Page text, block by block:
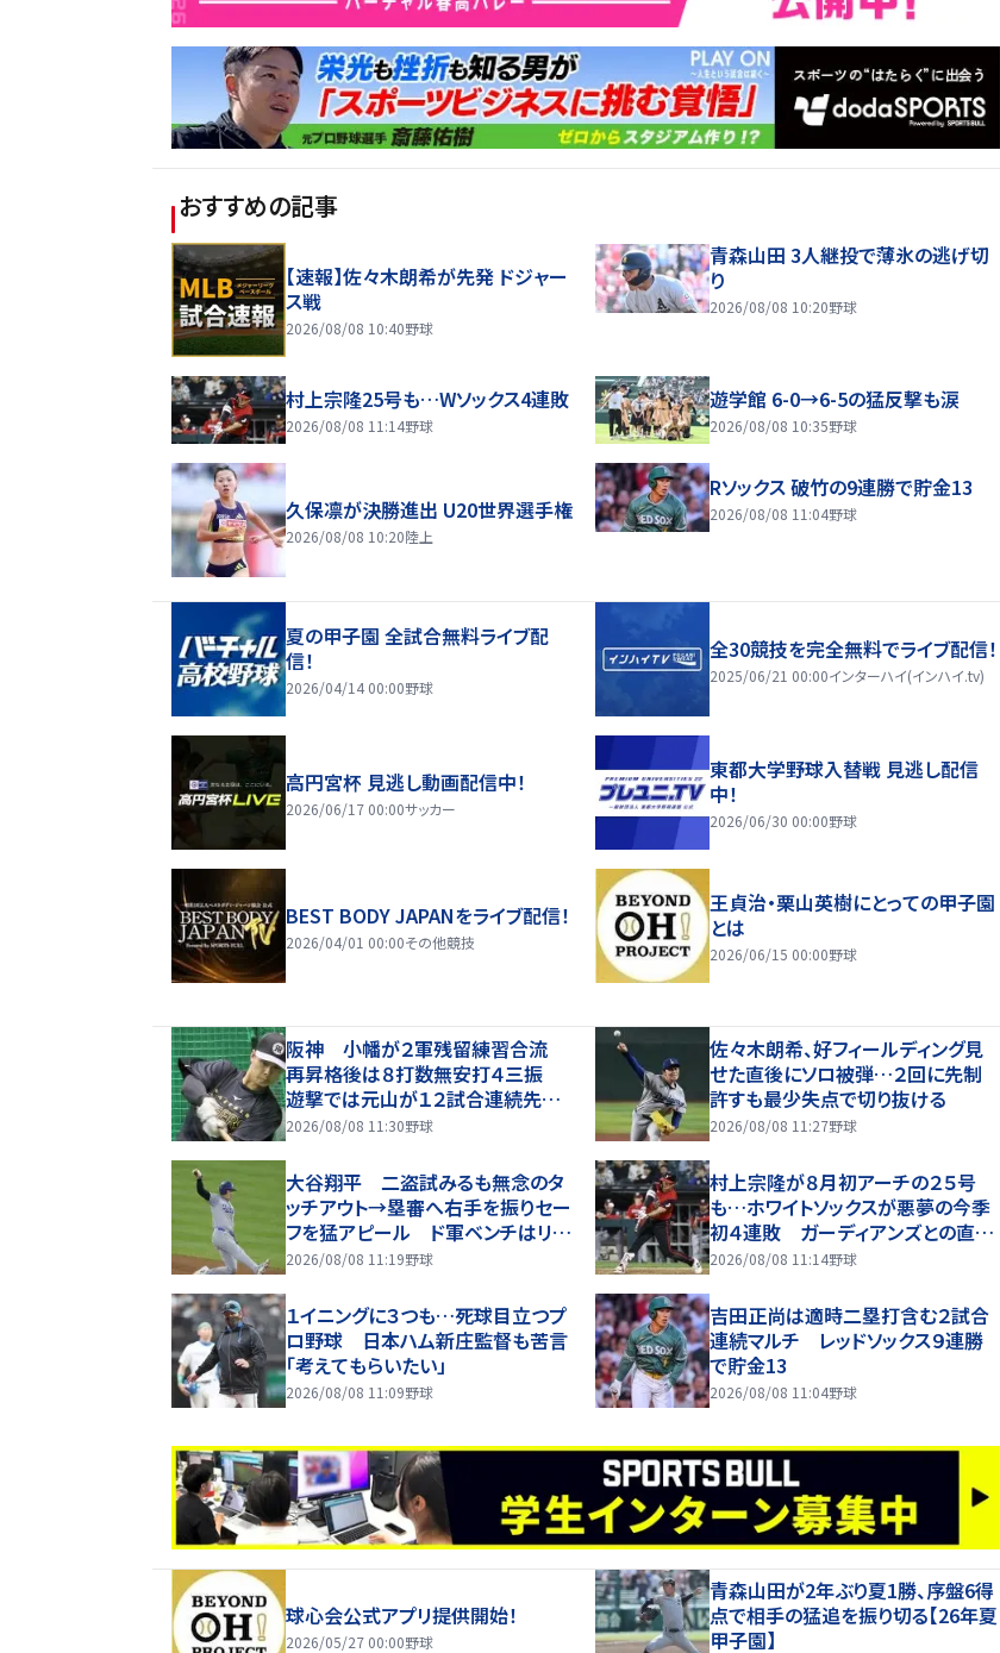
おすすめの記事
【速報】佐々木朗希が先発 ドジャー
ス戦
2026/08/08 10:40野球
青森山田 3人継投で薄氷の逃げ切
り
2026/08/08 10:20野球
村上宗隆25号も…Wソックス4連敗
2026/08/08 11:14野球
遊学館 6-0→6-5の猛反撃も涙
2026/08/08 10:35野球
久保凛が決勝進出 U20世界選手権
2026/08/08 10:20陸上
Rソックス 破竹の9連勝で貯金13
2026/08/08 11:04野球
夏の甲子園 全試合無料ライブ配
信！
2026/04/14 00:00野球
全30競技を完全無料でライブ配信！
2025/06/21 00:00インターハイ(インハイ.tv)
高円宮杯 見逃し動画配信中！
2026/06/17 00:00サッカー
東都大学野球入替戦 見逃し配信
中！
2026/06/30 00:00野球
BEST BODY JAPANをライブ配信！
2026/04/01 00:00その他競技
王貞治・栗山英樹にとっての甲子園
とは
2026/06/15 00:00野球
阪神 小幡が２軍残留練習合流
再昇格後は８打数無安打４三振
遊撃では元山が１２試合連続先発
出場中
2026/08/08 11:30野球
佐々木朗希、好フィールディング見
せた直後にソロ被弾…２回に先制
許すも最少失点で切り抜ける
2026/08/08 11:27野球
大谷翔平 二盗試みるも無念のタ
ッチアウト→塁審へ右手を振りセー
フを猛アピール ド軍ベンチはリク
エストせず
2026/08/08 11:19野球
村上宗隆が８月初アーチの２５号
も…ホワイトソックスが悪夢の今季
初４連敗 ガーディアンズとの直接
対決で大敗→２ゲーム差に 地区
2026/08/08 11:14野球
１イニングに３つも…死球目立つプ
ロ野球 日本ハム新庄監督も苦言
「考えてもらいたい」
2026/08/08 11:09野球
吉田正尚は適時二塁打含む２試合
連続マルチ レッドソックス９連勝
で貯金13
2026/08/08 11:04野球
球心会公式アプリ提供開始！
2026/05/27 00:00野球
青森山田が2年ぶり夏1勝、序盤6得
点で相手の猛追を振り切る【26年夏
甲子園】